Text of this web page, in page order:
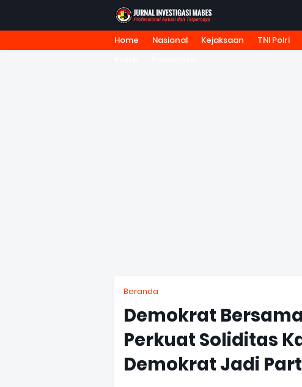
HOME TENTANG KAMI REDAKSI
Home Nasional Kejaksaan TNI Polri
Beranda
Demokrat
Perkuat Soliditas
Demokrat Jadi